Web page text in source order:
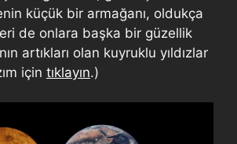
küçük bir armağanı, oldukça
de onlara başka bir güzellik
artıkları olan kuyruklu yıldızlar
için tıklayın.)